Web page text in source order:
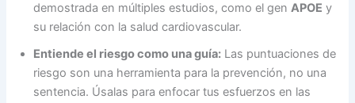
demostrada en múltiples estudios, como el genAPOE y
su relación con la salud cardiovascular.
Entiende el riesgo como una guía: Las puntuaciones de
riesgo son una herramienta para la prevención, no una
sentencia. Úsalas para enfocar tus esfuerzos en las